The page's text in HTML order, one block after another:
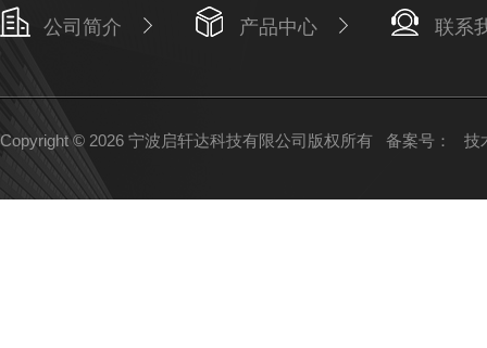
公司简介 产品中心 联系
Copyright © 2026 宁波启轩达科技有限公司版权所有 备案号： 技